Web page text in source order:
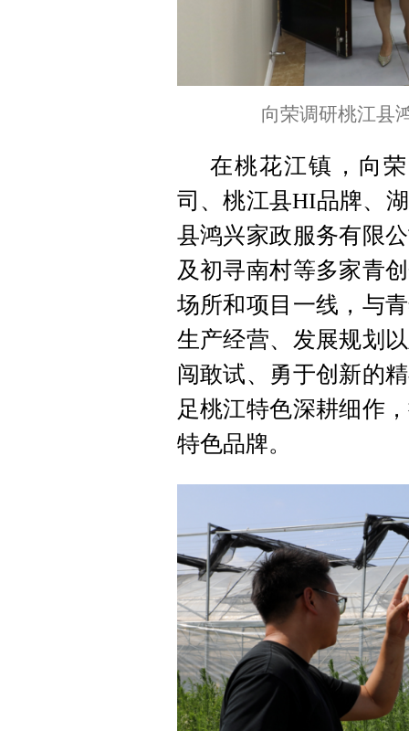
向荣调研桃江
在桃花江镇，向
司、桃江县HI品牌、
县鸿兴家政服务有限
及初寻南村等多家青
场所和项目一线，与
生产经营、发展规划
闯敢试、勇于创新的
足桃江特色深耕细作
特色品牌。